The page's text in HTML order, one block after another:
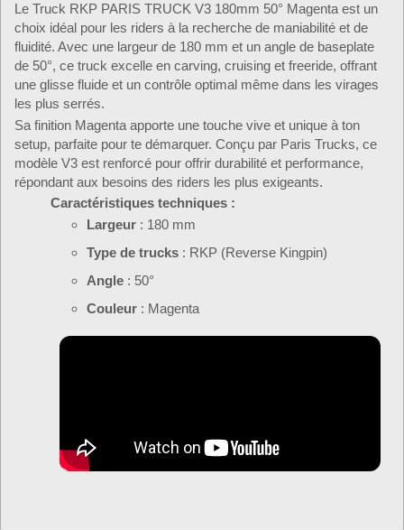
Le Truck RKP PARIS TRUCK V3 180mm 50° Magenta est un
choix idéal pour les riders à la recherche de maniabilité et de
fluidité. Avec une largeur de 180 mm et un angle de baseplate
de 50°, ce truck excelle en carving, cruising et freeride, offrant
une glisse fluide et un contrôle optimal même dans les virages
les plus serrés.
Sa finition Magenta apporte une touche vive et unique à ton
setup, parfaite pour te démarquer. Conçu par Paris Trucks, ce
modèle V3 est renforcé pour offrir durabilité et performance,
répondant aux besoins des riders les plus exigeants.
Caractéristiques techniques :
Largeur : 180 mm
Type de trucks : RKP (Reverse Kingpin)
Angle : 50°
Couleur : Magenta